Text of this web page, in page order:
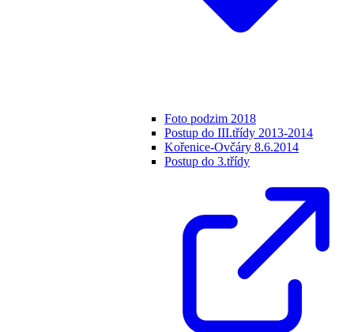
Foto podzim 2018
Postup do III.třídy 2013-2014
Kořenice-Ovčáry 8.6.2014
Postup do 3.třídy